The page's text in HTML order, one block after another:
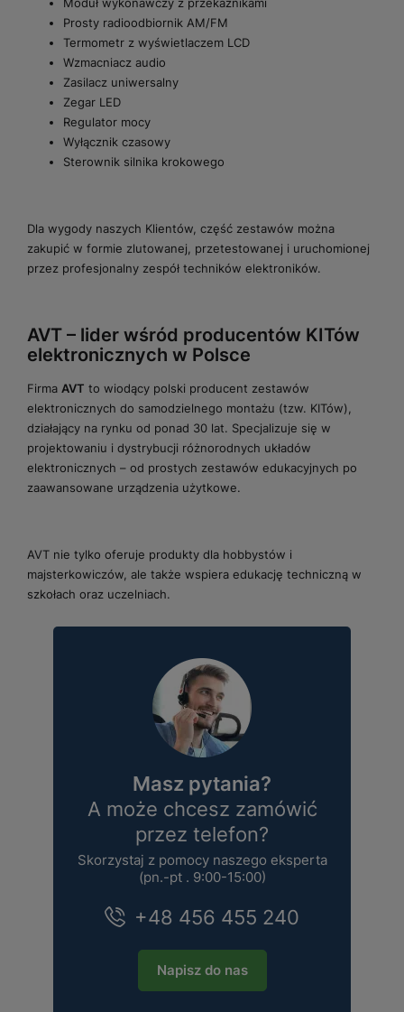
Prosty radioodbiornik AM/FM
Termometr z wyświetlaczem LCD
Wzmacniacz audio
Zasilacz uniwersalny
Zegar LED
Regulator mocy
Wyłącznik czasowy
Sterownik silnika krokowego
Dla wygody naszych Klientów, część zestawów można
zakupić w formie zlutowanej, przetestowanej i uruchomionej
przez profesjonalny zespół techników elektroników.
AVT – lider wśród producentów KITów
elektronicznych w Polsce
Firma AVT to wiodący polski producent zestawów
elektronicznych do samodzielnego montażu (tzw. KITów),
działający na rynku od ponad 30 lat. Specjalizuje się w
projektowaniu i dystrybucji różnorodnych układów
elektronicznych – od prostych zestawów edukacyjnych po
zaawansowane urządzenia użytkowe.
AVT nie tylko oferuje produkty dla hobbystów i
majsterkowiczów, ale także wspiera edukację techniczną w
szkołach oraz uczelniach.
Masz pytania?
A może chcesz zamówić
przez telefon?
Skorzystaj z pomocy naszego eksperta
(pn.-pt . 9:00-15:00)
+48 456 455 240
Napisz do nas